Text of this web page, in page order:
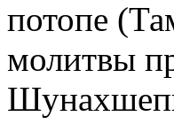
потопе
молитвы